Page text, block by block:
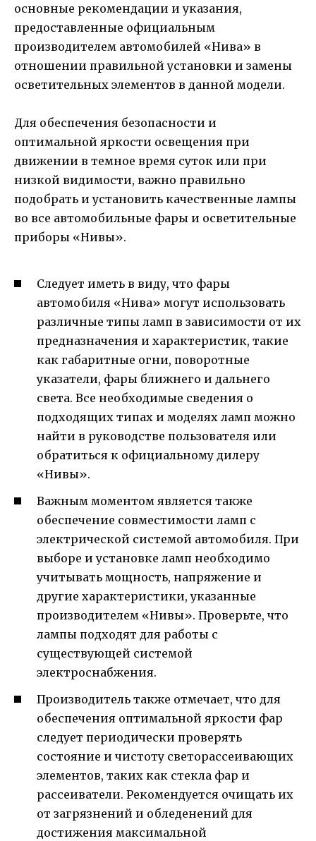
основные рекомендации и указания,
предоставленные официальным
производителем автомобилей «Нива» в
отношении правильной установки и замены
осветительных элементов в данной модели.
Для обеспечения безопасности и
оптимальной яркости освещения при
движении в темное время суток или при
низкой видимости, важно правильно
подобрать и установить качественные лампы
во все автомобильные фары и осветительные
приборы «Нивы».
Следует иметь в виду, что фары
автомобиля «Нива» могут использовать
различные типы ламп в зависимости от их
предназначения и характеристик, такие
как габаритные огни, поворотные
указатели, фары ближнего и дальнего
света. Все необходимые сведения о
подходящих типах и моделях ламп можно
найти в руководстве пользователя или
обратиться к официальному дилеру
«Нивы».
Важным моментом является также
обеспечение совместимости ламп с
электрической системой автомобиля. При
выборе и установке ламп необходимо
учитывать мощность, напряжение и
другие характеристики, указанные
производителем «Нивы». Проверьте, что
лампы подходят для работы с
существующей системой
электроснабжения.
Производитель также отмечает, что для
обеспечения оптимальной яркости фар
следует периодически проверять
состояние и чистоту светорассеивающих
элементов, таких как стекла фар и
рассеиватели. Рекомендуется очищать их
от загрязнений и обледенений для
достижения максимальной